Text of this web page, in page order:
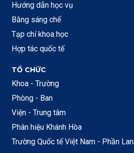
Hướng dẫn học vụ
Bằng sáng chế
Tạp chí khoa học
Hợp tác quốc tế
TỔ CHỨC
Khoa - Trường
Phòng - Ban
Viện - Trung tâm
Phân hiệu Khánh Hòa
Trường Quốc tế Việt Nam - Phần Lan